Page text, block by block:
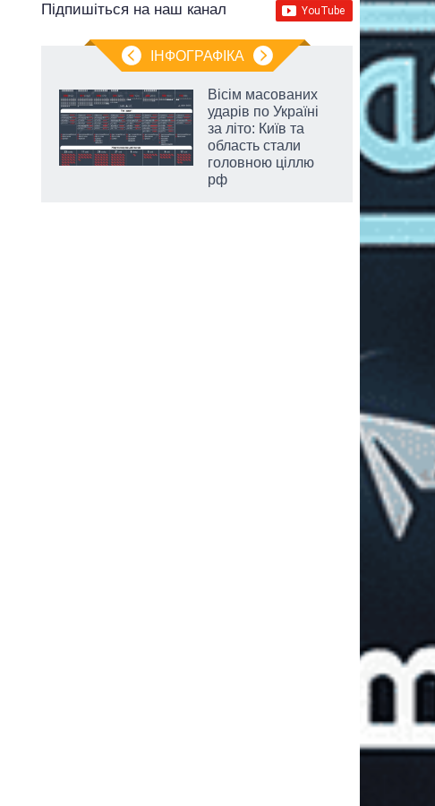
Підпишіться на наш канал
ІНФОГРАФІКА
Вісім масованих
ударів по Україні
за літо: Київ та
область стали
головною ціллю
рф